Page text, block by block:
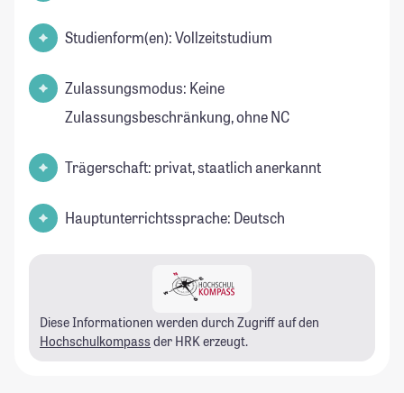
Studienform(en): Vollzeitstudium
Zulassungsmodus: Keine
Zulassungsbeschränkung, ohne NC
Trägerschaft: privat, staatlich anerkannt
Hauptunterrichtssprache: Deutsch
Diese Informationen werden durch Zugriff auf den
Hochschulkompass der HRK erzeugt.